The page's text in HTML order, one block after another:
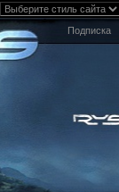
Подписка